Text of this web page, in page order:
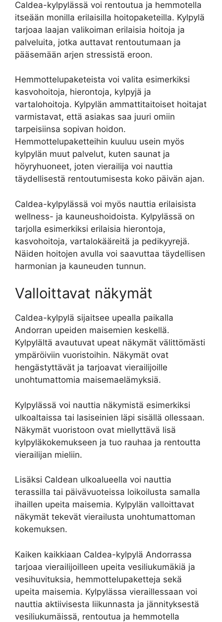
Caldea-kylpylässä voi rentoutua ja hemmotella
itseään monilla erilaisilla hoitopaketeilla. Kylpylä
tarjoaa laajan valikoiman erilaisia hoitoja ja
palveluita, jotka auttavat rentoutumaan ja
pääsemään arjen stressistä eroon.
Hemmottelupaketeista voi valita esimerkiksi
kasvohoitoja, hierontoja, kylpyjä ja
vartalohoitoja. Kylpylän ammattitaitoiset hoitajat
varmistavat, että asiakas saa juuri omiin
tarpeisiinsa sopivan hoidon.
Hemmottelupaketteihin kuuluu usein myös
kylpylän muut palvelut, kuten saunat ja
höyryhuoneet, joten vierailija voi nauttia
täydellisestä rentoutumisesta koko päivän ajan.
Caldea-kylpylässä voi myös nauttia erilaisista
wellness- ja kauneushoidoista. Kylpylässä on
tarjolla esimerkiksi erilaisia hierontoja,
kasvohoitoja, vartalokääreitä ja pedikyyrejä.
Näiden hoitojen avulla voi saavuttaa täydellisen
harmonian ja kauneuden tunnun.
Valloittavat näkymät
Caldea-kylpylä sijaitsee upealla paikalla
Andorran upeiden maisemien keskellä.
Kylpylältä avautuvat upeat näkymät välittömästi
ympäröiviin vuoristoihin. Näkymät ovat
hengästyttävät ja tarjoavat vierailijoille
unohtumattomia maisemaelämyksiä.
Kylpylässä voi nauttia näkymistä esimerkiksi
ulkoaltaissa tai lasiseinien läpi sisällä ollessaan.
Näkymät vuoristoon ovat miellyttävä lisä
kylpyläkokemukseen ja tuo rauhaa ja rentoutta
vierailijan mieliin.
Lisäksi Caldean ulkoalueella voi nauttia
terassilla tai päivävuoteissa loikoilusta samalla
ihaillen upeita maisemia. Kylpylän valloittavat
näkymät tekevät vierailusta unohtumattoman
kokemuksen.
Kaiken kaikkiaan Caldea-kylpylä Andorrassa
tarjoaa vierailijoilleen upeita vesiliukumäkiä ja
vesihuvituksia, hemmottelupaketteja sekä
upeita maisemia. Kylpylässa vieraillessaan voi
nauttia aktiivisesta liikunnasta ja jännityksestä
vesiliukumäissä, rentoutua ja hemmotella